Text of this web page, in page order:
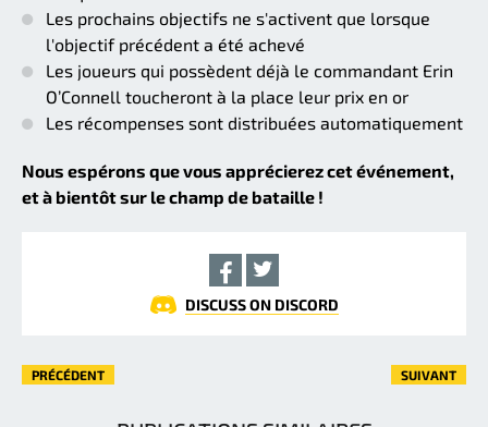
Les prochains objectifs ne s'activent que lorsque
l'objectif précédent a été achevé
Les joueurs qui possèdent déjà le commandant Erin
O’Connell toucheront à la place leur prix en or
Les récompenses sont distribuées automatiquement
Nous espérons que vous apprécierez cet événement,
et à bientôt sur le champ de bataille !
DISCUSS ON DISCORD
PRÉCÉDENT SUIVANT